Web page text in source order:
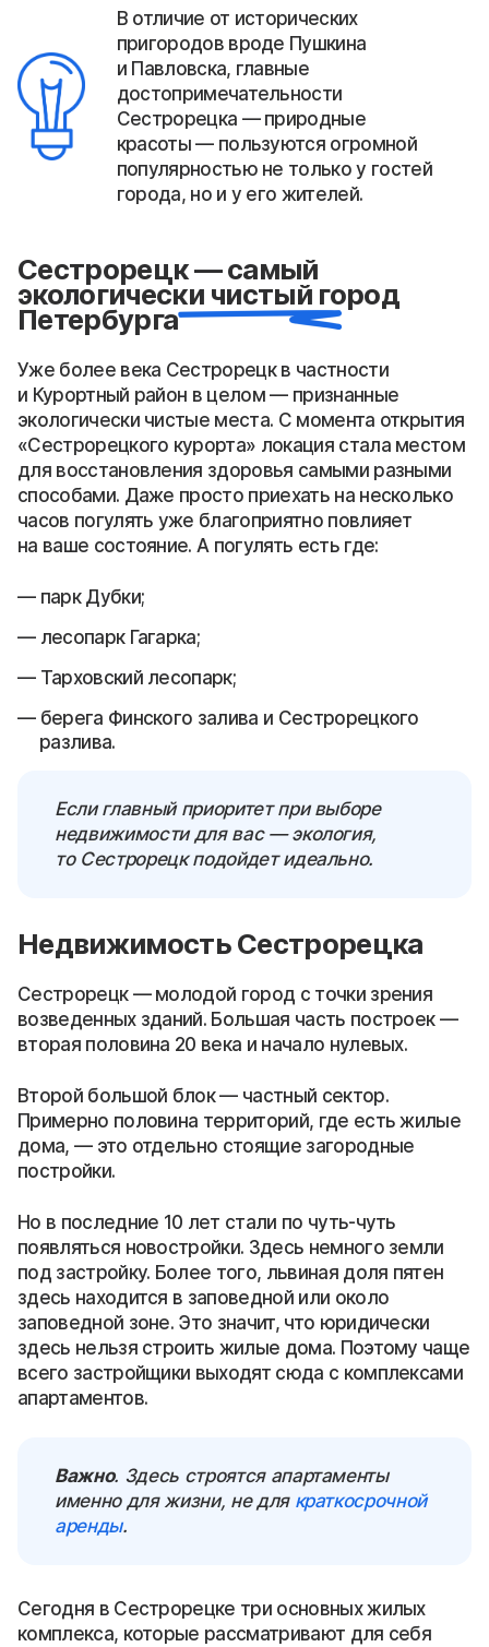
В отличие от исторических
пригородов вроде Пушкина
и Павловска, главные
достопримечательности
Сестрорецка — природные
красоты — пользуются огромной
популярностью не только у гостей
города, но и у его жителей.
Сестрорецк — самый
экологически чистый город
Петербурга
Уже более века Сестрорецк в частности
и Курортный район в целом — признанные
экологически чистые места. С момента открытия
«Сестрорецкого курорта» локация стала местом
для восстановления здоровья самыми разными
способами. Даже просто приехать на несколько
часов погулять уже благоприятно повлияет
на ваше состояние. А погулять есть где:
парк Дубки;
лесопарк Гагарка;
Тарховский лесопарк;
берега Финского залива и Сестрорецкого
разлива.
Если главный приоритет при выборе
недвижимости для вас — экология,
то Сестрорецк подойдет идеально.
Недвижимость Сестрорецка
Сестрорецк — молодой город с точки зрения
возведенных зданий. Большая часть построек —
вторая половина 20 века и начало нулевых.
Второй большой блок — частный сектор.
Примерно половина территорий, где есть жилые
дома, — это отдельно стоящие загородные
постройки.
Но в последние 10 лет стали по чуть-чуть
появляться новостройки. Здесь немного земли
под застройку. Более того, львиная доля пятен
здесь находится в заповедной или около
заповедной зоне. Это значит, что юридически
здесь нельзя строить жилые дома. Поэтому чаще
всего застройщики выходят сюда с комплексами
апартаментов.
Важно. Здесь строятся апартаменты
именно для жизни, не для краткосрочной
аренды.
Сегодня в Сестрорецке три основных жилых
комплекса, которые рассматривают для себя